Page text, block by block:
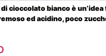
cioccolato bianco è
ed acidino, poco